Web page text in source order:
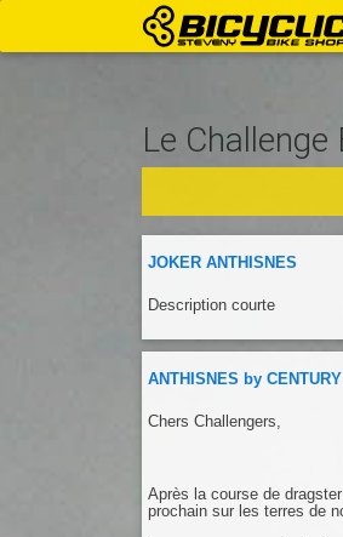
Le Challenge
JOKER ANTHISNES
Description courte
ANTHISNES by
Chers Challengers,
Après la course de
prochain sur les terres de